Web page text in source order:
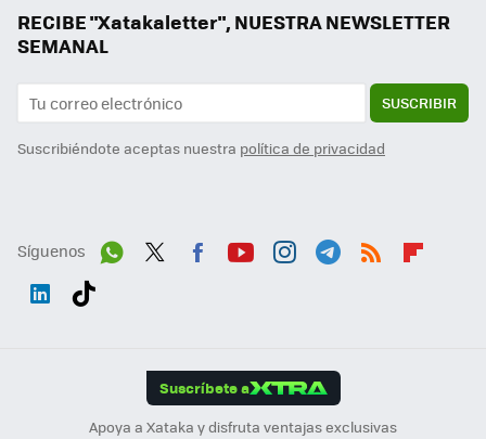
RECIBE "Xatakaletter", NUESTRA NEWSLETTER
SEMANAL
SUSCRIBIR
Suscribiéndote aceptas nuestra política de privacidad
Síguenos
Suscríbete a
Apoya a Xataka y disfruta ventajas exclusivas